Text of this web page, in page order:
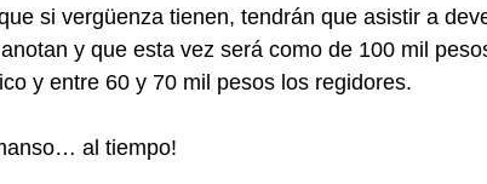
si vergüenza tienen, tendrán que asistir a
y que esta vez será como de 100 mil
y entre 60 y 70 mil pesos los regidores.
al tiempo!